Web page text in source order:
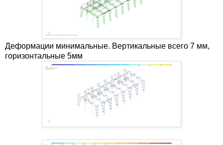
Деформации минимальные. Вертикальные всего 7 мм,
горизонтальные 5мм